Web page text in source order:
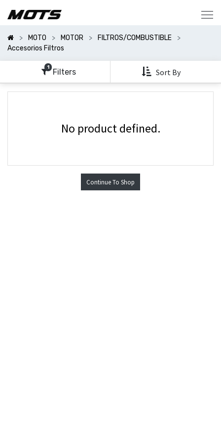
MOTO MOTOR
FILTROS/COMBUSTIBLE
Accesorios Filtros
1 Filters Sort By
Categorías
Mostrar
Opciones
No product defined.
Continue To Shop